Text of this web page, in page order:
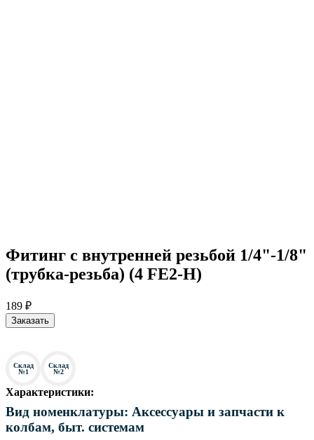
Фитинг с внутренней резьбой 1/4"-1/8"
(трубка-резьба) (4 FE2-H)
189 ₽
Заказать
Склад
№1
Склад
№2
Характеристики:
Вид номенклатуры: Аксессуары и запчасти к
колбам, быт. системам